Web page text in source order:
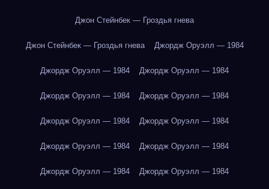
Джон Стейнбек — Гроздья гнева
Джон Стейнбек — Гроздья гнева Джордж Оруэлл — 1984
Джордж Оруэлл — 1984 Джордж Оруэлл — 1984
Джордж Оруэлл — 1984 Джордж Оруэлл — 1984
Джордж Оруэлл — 1984 Джордж Оруэлл — 1984
Джордж Оруэлл — 1984 Джордж Оруэлл — 1984
Джордж Оруэлл — 1984 Джордж Оруэлл — 1984